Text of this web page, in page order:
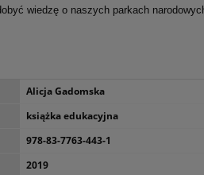
wiedzę o naszych parkach
Alicja Gadomska
książka edukacyjna
978-83-7763-443-1
2019